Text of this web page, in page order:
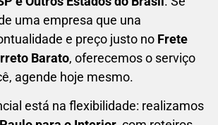
uma empresa que una
e preço justo no Frete
Barato, oferecemos o serviço
agende hoje mesmo.
está na flexibilidade: realizamos